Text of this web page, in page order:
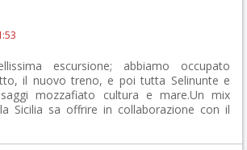
escursione; abbiamo occupato
il nuovo treno, e poi tutta Selinunte e
mozzafiato cultura e mare.Un mix
Sicilia sa offrire in collaborazione con il